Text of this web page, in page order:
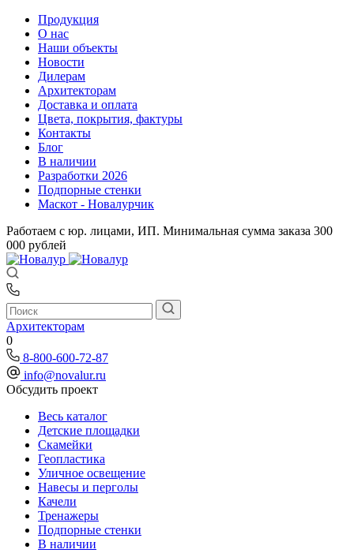
Продукция
О нас
Наши объекты
Новости
Дилерам
Архитекторам
Доставка и оплата
Цвета, покрытия, фактуры
Контакты
Блог
В наличии
Разработки 2026
Подпорные стенки
Маскот - Новалурчик
Работаем с юр. лицами, ИП. Минимальная сумма заказа 300
000 рублей
Архитекторам
0
8-800-600-72-87
info@novalur.ru
Обсудить проект
Весь каталог
Детские площадки
Скамейки
Геопластика
Уличное освещение
Навесы и перголы
Качели
Тренажеры
Подпорные стенки
В наличии